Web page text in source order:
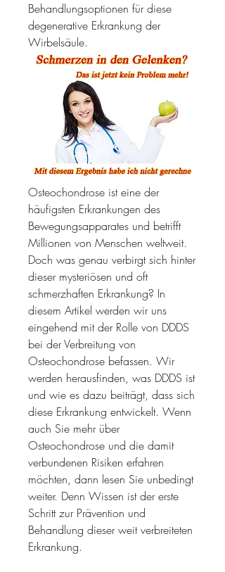
Behandlungsoptionen für diese
degenerative Erkrankung der
Wirbelsäule.
Osteochondrose ist eine der
häufigsten Erkrankungen des
Bewegungsapparates und betrifft
Millionen von Menschen weltweit.
Doch was genau verbirgt sich hinter
dieser mysteriösen und oft
schmerzhaften Erkrankung? In
diesem Artikel werden wir uns
eingehend mit der Rolle von DDDS
bei der Verbreitung von
Osteochondrose befassen. Wir
werden herausfinden, was DDDS ist
und wie es dazu beiträgt, dass sich
diese Erkrankung entwickelt. Wenn
auch Sie mehr über
Osteochondrose und die damit
verbundenen Risiken erfahren
möchten, dann lesen Sie unbedingt
weiter. Denn Wissen ist der erste
Schritt zur Prävention und
Behandlung dieser weit verbreiteten
Erkrankung.